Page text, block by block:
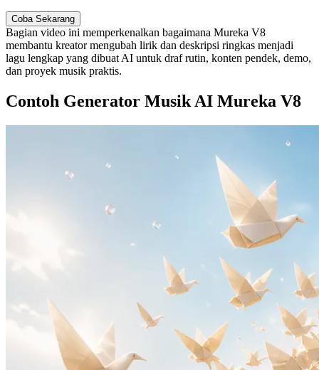
Coba Sekarang
Bagian video ini memperkenalkan bagaimana Mureka V8
membantu kreator mengubah lirik dan deskripsi ringkas menjadi
lagu lengkap yang dibuat AI untuk draf rutin, konten pendek, demo,
dan proyek musik praktis.
Contoh Generator Musik AI Mureka V8